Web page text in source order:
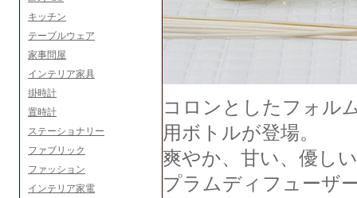
キッチン
テーブルウェア
家事問屋
インテリア家具
掛時計
置時計
ステーショナリー
ファブリック
ファッション
インテリア家電
コロンとしたフォル
用ボトルが登場。
爽やか、甘い、優し
プラムディフューザ